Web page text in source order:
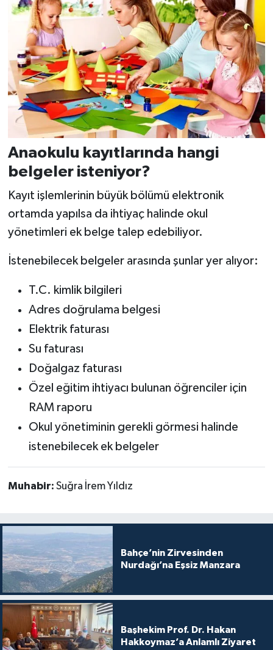
Anaokulu kayıtlarında hangi
belgeler isteniyor?
Kayıt işlemlerinin büyük bölümü elektronik
ortamda yapılsa da ihtiyaç halinde okul
yönetimleri ek belge talep edebiliyor.
İstenebilecek belgeler arasında şunlar yer alıyor:
T.C. kimlik bilgileri
Adres doğrulama belgesi
Elektrik faturası
Su faturası
Doğalgaz faturası
Özel eğitim ihtiyacı bulunan öğrenciler için
RAM raporu
Okul yönetiminin gerekli görmesi halinde
istenebilecek ek belgeler
Muhabir: Suğra İrem Yıldız
Bahçe’nin Zirvesinden
Nurdağı’na Eşsiz Manzara
Başhekim Prof. Dr. Hakan
Hakkoymaz’a Anlamlı Ziyaret